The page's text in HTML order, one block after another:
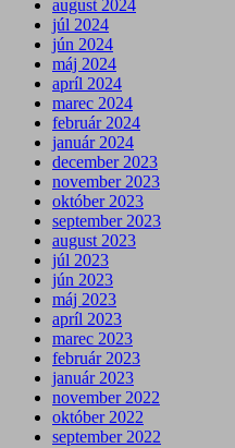
august 2024
júl 2024
jún 2024
máj 2024
apríl 2024
marec 2024
február 2024
január 2024
december 2023
november 2023
október 2023
september 2023
august 2023
júl 2023
jún 2023
máj 2023
apríl 2023
marec 2023
február 2023
január 2023
november 2022
október 2022
september 2022